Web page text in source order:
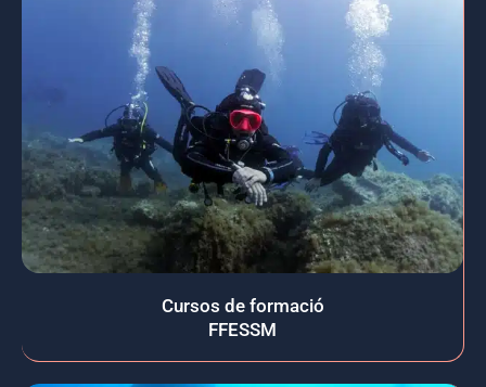
Cursos de formació
FFESSM